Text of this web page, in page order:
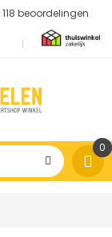
118 beoordelingen
0